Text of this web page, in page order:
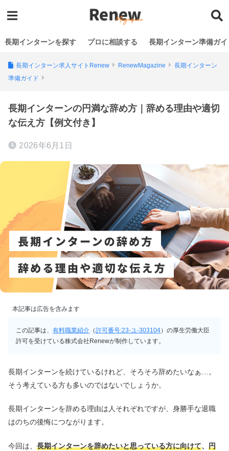
長期インターンを探す プロに相談する 長期インターン準備ガイ
長期インターン求人サイトRenew RenewMagazine
長期インターン
準備ガイド
長期インターンの円満な辞め方｜辞める理由や適切
な伝え方【例文付き】
2026年6月1日
本記事は広告を含みます
この記事は、有料職業紹介 （許可番号:23-ユ-303104）の厚生労働大臣
許可を受けている株式会社Renewが制作しています。
長期インターンを続けているけれど、そろそろ辞めたいなぁ…。
そう考えている方も多いのではないでしょうか。
長期インターンを辞める理由は人それぞれですが、身勝手な退職
はのちの後悔につながります。
今回は、 長期インターンを辞めたいと思っている方に向けて、 円